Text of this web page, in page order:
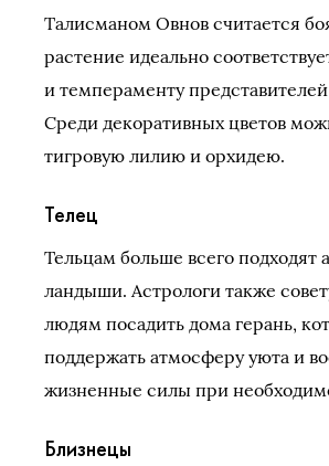
Талисманом Овнов считается
растение идеально
и темпераменту представителей
Среди декоративных цветов
тигровую лилию и орхидею.
Телец
Тельцам больше всего подходят
ландыши. Астрологи также
людям посадить дома герань,
поддержать атмосферу уюта и
жизненные силы при
Близнецы